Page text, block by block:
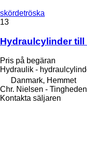
skördetröska
13
Hydraulcylinder
Pris på begäran
Hydraulik -
Danmark, Hemmet
Chr. Nielsen -
Kontakta säljaren